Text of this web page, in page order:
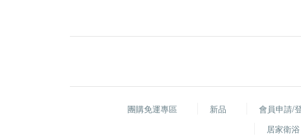
團購免運專區 新品 會員申請/
居家衛浴